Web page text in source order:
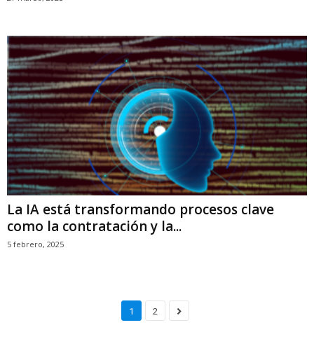
La IA está transformando procesos clave
como la contratación y la...
5 febrero, 2025
1 2